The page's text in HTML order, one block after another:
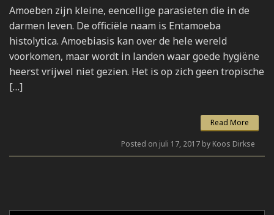
Amoeben zijn kleine, eencellige parasieten die in de
darmen leven. De officiële naam is Entamoeba
histolytica. Amoebiasis kan over de hele wereld
voorkomen, maar wordt in landen waar goede hygiëne
heerst vrijwel niet gezien. Het is op zich geen tropische
[…]
Read More
Posted on juli 17, 2017 by Koos Dirkse